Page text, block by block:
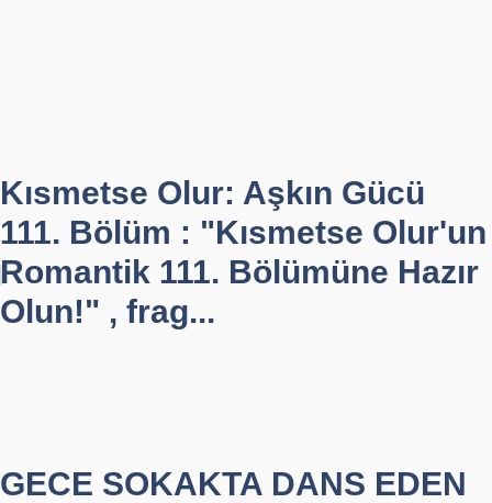
Kısmetse Olur: Aşkın Gücü
111. Bölüm : "Kısmetse Olur'un
Romantik 111. Bölümüne Hazır
Olun!" , frag...
GECE SOKAKTA DANS EDEN